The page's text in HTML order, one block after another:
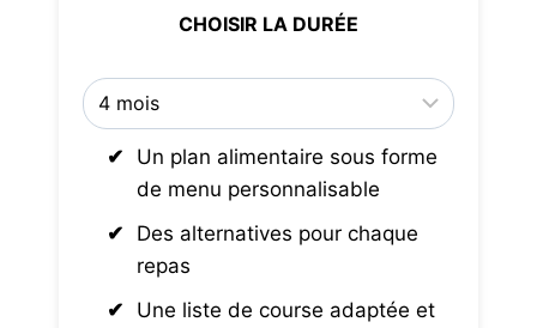
CHOISIR LA DURÉE
Un plan alimentaire sous forme
de menu personnalisable
Des alternatives pour chaque
repas
Une liste de course adaptée et